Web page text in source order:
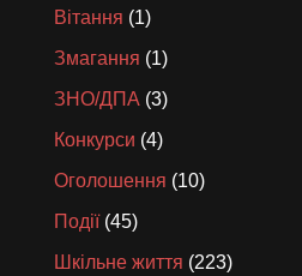
Вітання (1)
Змагання (1)
ЗНО/ДПА (3)
Конкурси (4)
Оголошення (10)
Події(45)
Шкільне життя (223)